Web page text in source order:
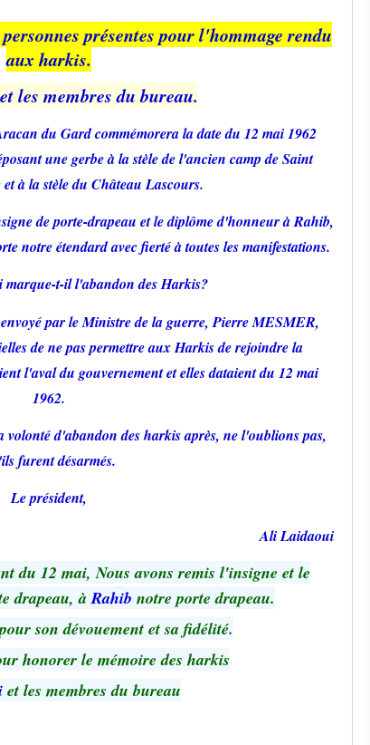
présentes pour l'hommage rendu
aux harkis.
les membres du bureau.
du Gard commémorera la date du 12 mai 1962
une gerbe à la stèle de l'ancien camp de Saint
à la stèle du Château Lascours.
de porte-drapeau et le diplôme d'honneur à Rahib,
notre étendard avec fierté à toutes les manifestations.
marque-t-il l'abandon des Harkis?
par le Ministre de la guerre, Pierre MESMER,
de ne pas permettre aux Harkis de rejoindre la
l'aval du gouvernement et elles dataient du 12 mai
1962.
volonté d'abandon des harkis après, ne l'oublions pas,
furent désarmés.
Le président,
Ali Laidaoui
du 12 mai, Nous avons remis l'insigne et le
drapeau, àRahib notre porte drapeau.
son dévouement et sa fidélité.
honorer le mémoire des harkis
et les membres du bureau